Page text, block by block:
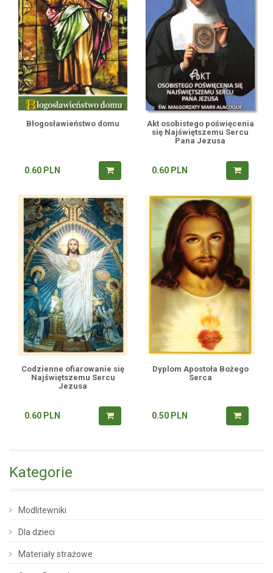
Błogosławieństwo domu
0.60 PLN
Akt osobistego poświęcenia
się Najświętszemu Sercu
Pana Jezusa
0.60 PLN
Codzienne ofiarowanie się
Najświętszemu Sercu
Jezusa
0.60 PLN
Dyplom Apostoła Bożego
Serca
0.50 PLN
Kategorie
Modlitewniki
Dla dzieci
Materiały strażowe